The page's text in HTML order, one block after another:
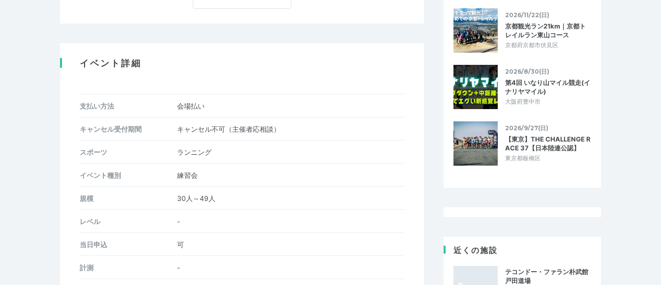
イベント詳細
支払い方法 会場払い
キャンセル受付期間 キャンセル不可（主催者応相談）
スポーツ ランニング
イベント種別 練習会
規模 30人～49人
レベル -
当日申込 可
計測 -
2026/11/22(日)
京都観光ラン21km｜京都ト
レイルラン東山コース
京都府京都市伏見区
2026/8/30(日)
第4回 いなり山マイル競走(イ
ナリヤマイル)
大阪府豊中市
2026/9/27(日)
【東京】THE CHALLENGE R
ACE 37【日本陸連公認】
東京都板橋区
近くの施設
テコンドー・ファラン朴武館
戸田道場